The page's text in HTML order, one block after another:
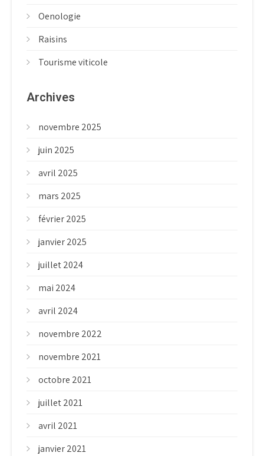
Oenologie
Raisins
Tourisme viticole
Archives
novembre 2025
juin 2025
avril 2025
mars 2025
février 2025
janvier 2025
juillet 2024
mai 2024
avril 2024
novembre 2022
novembre 2021
octobre 2021
juillet 2021
avril 2021
janvier 2021